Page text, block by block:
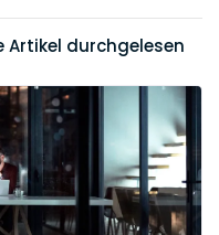
Artikel durchgelesen